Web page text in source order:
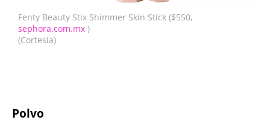
Fenty Beauty Stix Shimmer Skin Stick ($550,
sephora.com.mx )
(Cortesía)
Polvo